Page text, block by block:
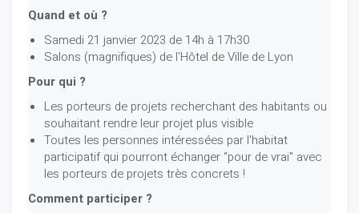
Quand et où ?
Samedi 21 janvier 2023 de 14h à 17h30
Salons (magnifiques) de l'Hôtel de Ville de Lyon
Pour qui ?
Les porteurs de projets recherchant des habitants ou
souhaitant rendre leur projet plus visible
Toutes les personnes intéressées par l'habitat
participatif qui pourront échanger “pour de vrai" avec
les porteurs de projets très concrets !
Comment participer ?